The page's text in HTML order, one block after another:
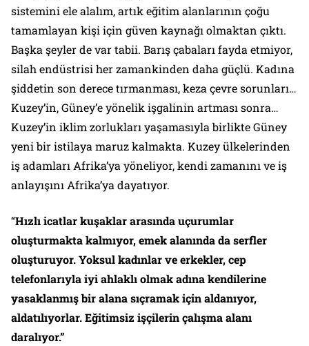
sistemini ele alalım, artık eğitim alanlarının çoğu
tamamlayan kişi için güven kaynağı olmaktan çıktı.
Başka şeyler de var tabii. Barış çabaları fayda etmiyor,
silah endüstrisi her zamankinden daha güçlü. Kadına
şiddetin son derece tırmanması, keza çevre sorunları…
Kuzey’in, Güney’e yönelik işgalinin artması sonra…
Kuzey’in iklim zorlukları yaşamasıyla birlikte Güney
yeni bir istilaya maruz kalmakta. Kuzey ülkelerinden
iş adamları Afrika’ya yöneliyor, kendi zamanını ve iş
anlayışını Afrika’ya dayatıyor.
“Hızlı icatlar kuşaklar arasında uçurumlar
oluşturmakta kalmıyor, emek alanında da serfler
oluşturuyor. Yoksul kadınlar ve erkekler, cep
telefonlarıyla iyi ahlaklı olmak adına kendilerine
yasaklanmış bir alana sıçramak için aldanıyor,
aldatılıyorlar. Eğitimsiz işçilerin çalışma alanı
daralıyor.”